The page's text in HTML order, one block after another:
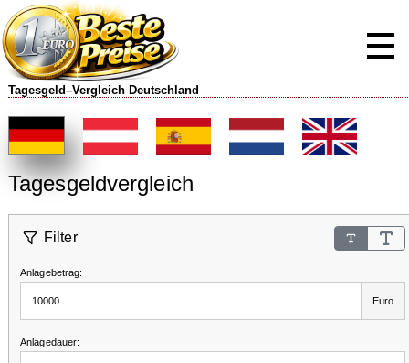
Tagesgeld–Vergleich Deutschland